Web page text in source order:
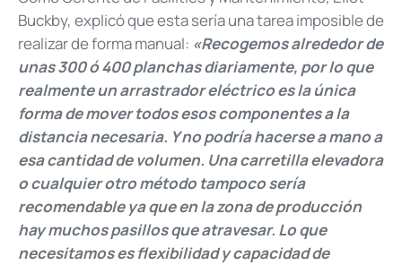
Buckby, explicó que esta sería una tarea imposible de
realizar de forma manual: «Recogemos alrededor de
unas 300 ó 400 planchas diariamente, por lo que
realmente un arrastrador eléctrico es la única
forma de mover todos esos componentes a la
distancia necesaria. Y no podría hacerse a mano a
esa cantidad de volumen. Una carretilla elevadora
o cualquier otro método tampoco sería
recomendable ya que en la zona de producción
hay muchos pasillos que atravesar. Lo que
necesitamos es flexibilidad y capacidad de